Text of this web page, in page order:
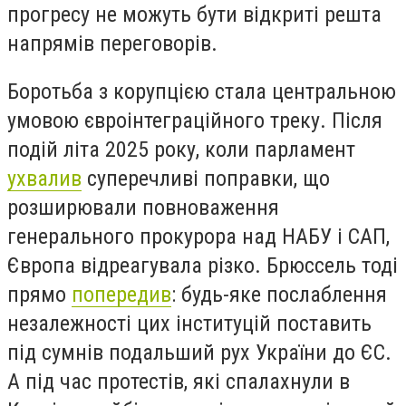
прогресу не можуть бути відкриті решта
напрямів переговорів.
Боротьба з корупцією стала центральною
умовою євроінтеграційного треку. Після
подій літа 2025 року, коли парламент
ухвалив суперечливі поправки, що
розширювали повноваження
генерального прокурора над НАБУ і САП,
Європа відреагувала різко. Брюссель тоді
прямо попередив: будь-яке послаблення
незалежності цих інституцій поставить
під сумнів подальший рух України до ЄС.
А під час протестів, які спалахнули в